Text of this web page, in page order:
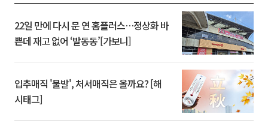
22일 만에 다시 문 연 홈플러스…정상화 바
쁜데 재고 없어 ‘발동동’[가보니]
입추매직 '불발', 처서매직은 올까요? [해
시태그]